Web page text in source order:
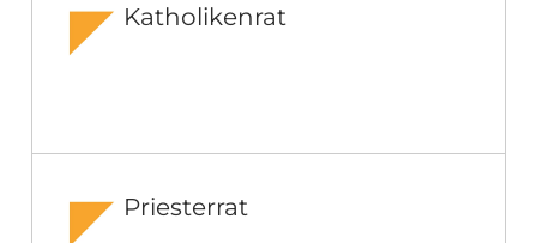
Katholikenrat
Priesterrat